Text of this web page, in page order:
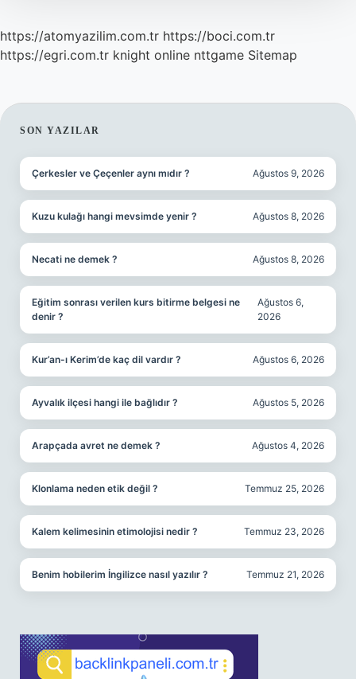
https://atomyazilim.com.tr https://boci.com.tr
https://egri.com.tr knight online nttgame Sitemap
SIDEBAR
SON YAZILAR
Çerkesler ve Çeçenler aynı mıdır ? Ağustos 9, 2026
Kuzu kulağı hangi mevsimde yenir ? Ağustos 8, 2026
Necati ne demek ? Ağustos 8, 2026
Eğitim sonrası verilen kurs bitirme belgesi ne
denir ?
Ağustos 6,
2026
Kur’an-ı Kerim’de kaç dil vardır ? Ağustos 6, 2026
Ayvalık ilçesi hangi ile bağlıdır ? Ağustos 5, 2026
Arapçada avret ne demek ? Ağustos 4, 2026
Klonlama neden etik değil ? Temmuz 25, 2026
Kalem kelimesinin etimolojisi nedir ? Temmuz 23, 2026
Benim hobilerim İngilizce nasıl yazılır ? Temmuz 21, 2026